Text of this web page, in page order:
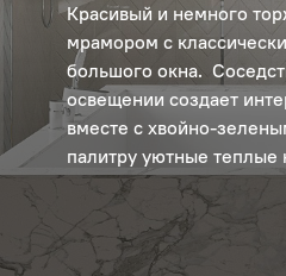
Красивый и немного
мрамором с
большого окна.
освещении создает
вместе с хвойно-
палитру уютные теплые